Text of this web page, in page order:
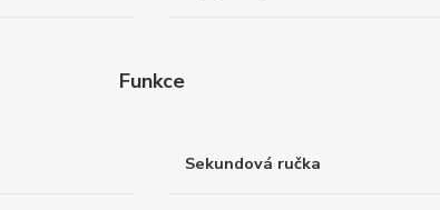
Funkce
Sekundová ručka